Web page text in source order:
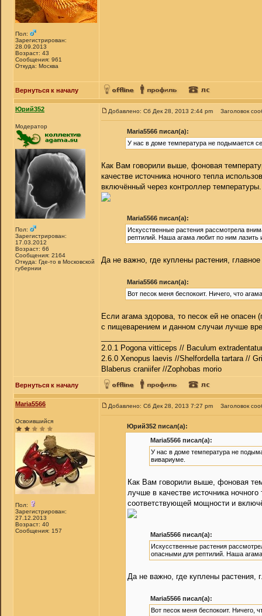
Пол:
Зарегистрирован:
28.09.2013
Возраст: 43
Сообщения: 961
Откуда: Москва
Вернуться к началу
Юрий352
Модератор
Пол:
Зарегистрирован:
17.03.2012
Возраст: 66
Сообщения: 2164
Откуда: Где-то в Московской
губернии
Добавлено: Сб Дек 28, 2013 2:44 pm Заголовок
Maria5566 писал(а):
У нас в доме температура не подымается
Как Вам говорили выше, фоновая
качестве источника ночного тепла
включённый через контроллер температуры.
Maria5566 писал(а):
Искусственные растения рассмотрела
рептилий. Наша агама любит по ним лазить
Да не важно, где куплены растения,
Maria5566 писал(а):
Вот песок меня беспокоит. Ничего, что
Если агама здорова, то песок ей не
с пищеварением и данном случаи лучше
2.0.1 Pogona vitticeps // Baculum
2.6.0 Xenopus laevis //Shelfordella tartara //
Blaberus craniifer //Zophobas morio
Вернуться к началу
Maria5566
Освоившийся
Пол:
Зарегистрирован:
27.12.2013
Возраст: 40
Сообщения: 157
Добавлено: Сб Дек 28, 2013 7:27 pm Заголовок
Юрий352 писал(а):
Maria5566 писал(а):
У нас в доме температура не
вивариуме.
Как Вам говорили выше, фоновая
лучше в качестве источника
соответствующей мощности и
Maria5566 писал(а):
Искусственные растения
опасными для рептилий. Наша
Да не важно, где куплены растения,
Maria5566 писал(а):
Вот песок меня беспокоит. Ничего,